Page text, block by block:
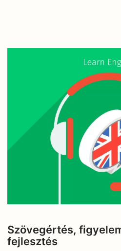
Szövegértés,
fejlesztés